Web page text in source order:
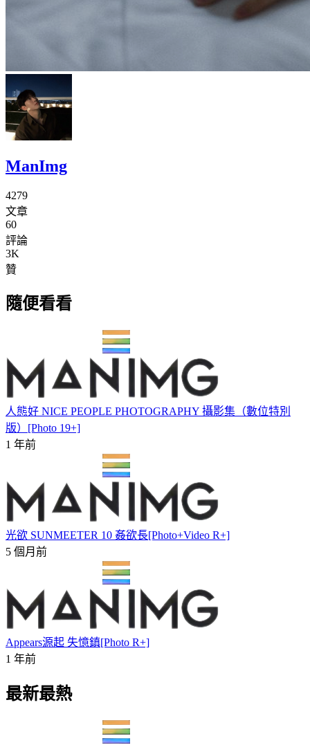
ManImg
4279
文章
60
評論
3K
贊
隨便看看
人態好 NICE PEOPLE PHOTOGRAPHY 攝影集（數位特別
版）[Photo 19+]
1 年前
光欲 SUNMEETER 10 姦欲長[Photo+Video R+]
5 個月前
Appears源起 失憶鎮[Photo R+]
1 年前
最新最熱